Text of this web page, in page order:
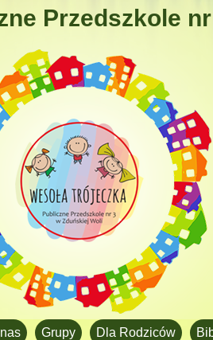
Przedszkole
Grupy Dla Rodziców